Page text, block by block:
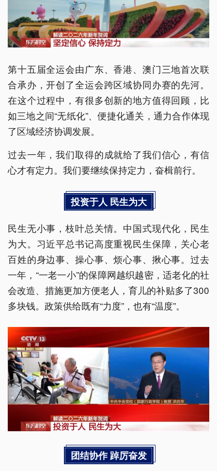
第十五届全运会由广东、香港、澳门三地首次联
合承办，开创了全运会跨区域协同办赛的先河。
在这个过程中，有很多创新的地方值得回顾，比
如三地之间“无纸化”、便捷化通关，通力合作体现
了区域经济协调发展。
过去一年，我们取得的成就给了我们信心，有信
心才有定力。我们要继续保持定力，奋楫前行。
投资于人 民生为大
民生无小事，枝叶总关情。中国式现代化，民生
为大。习近平总书记高度重视民生保障，关心老
百姓的身边事、操心事、烦心事、揪心事。过去
一年，“一老一小”的保障网越织越密，适老化的社
会改造、措施更加方便老人，育儿的补贴多了300
多块钱。政策供给既有“力度”，也有“温度”。
团结协作 踔厉奋发